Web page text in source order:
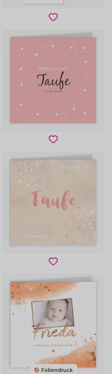
Foliendruck